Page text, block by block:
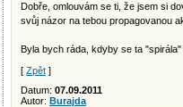
Dobře, omlouvám se ti, že jsem si
svůj názor na tebou propagovanou
Byla bych ráda, kdyby se ta
[ Zpět ]
Datum: 07.09.2011
Autor: Burajda